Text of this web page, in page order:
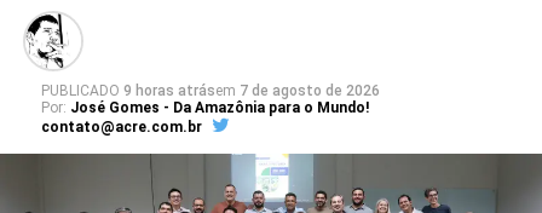
PUBLICADO 9 horas atrásem 7 de agosto de 2026
Por: José Gomes - Da Amazônia para o Mundo!
contato@acre.com.br